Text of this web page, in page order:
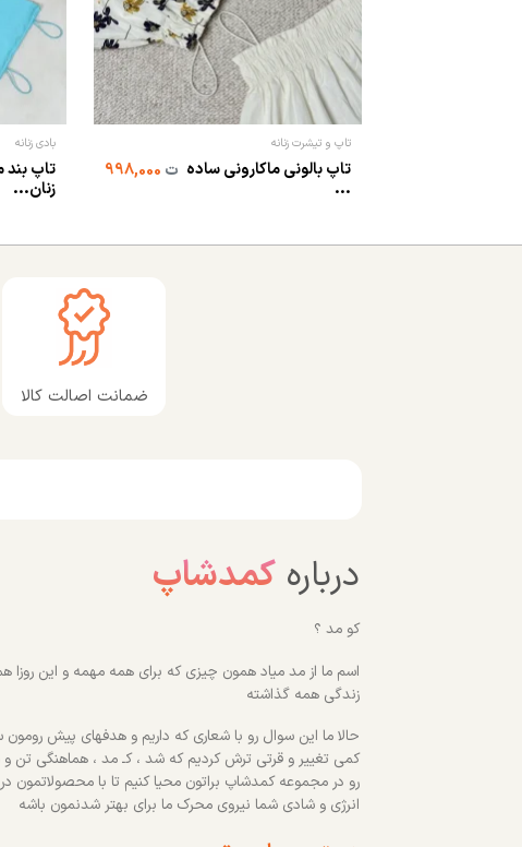
تاپ و تیشرت زنانه
تاپ بالونی ماکارونی ساده
...
ت
بادی زنانه
تاپ بند
زنان...
ضمانت اصالت کالا
دربارهکمدشاپ
کو مد ؟
اسم ما از مد میاد همون چیزی که برای همه مهمه و این روزا
زندگی همه گذاشته
حالا ما این سوال رو با شعاری که داریم و هدفهای پیش رومون
کمی تغییر و قرتی ترش کردیم که شد ، کـ مد ، هماهنگی تن
رو در مجموعه کمدشاپ براتون محیا کنیم تا با محصولاتمون
انرژی و شادی شما نیروی محرک ما برای بهتر شدنمون باشه